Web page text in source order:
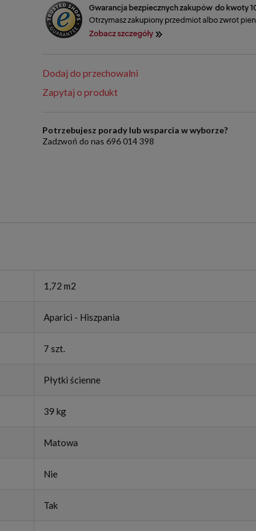
Dodaj do przechowalni
Zapytaj o produkt
Potrzebujesz porady lub wsparcia w wyborze?
Zadzwoń do nas 696 014 398
1,72 m2
Aparici - Hiszpania
7 szt.
Płytki ścienne
39 kg
Matowa
Nie
Tak